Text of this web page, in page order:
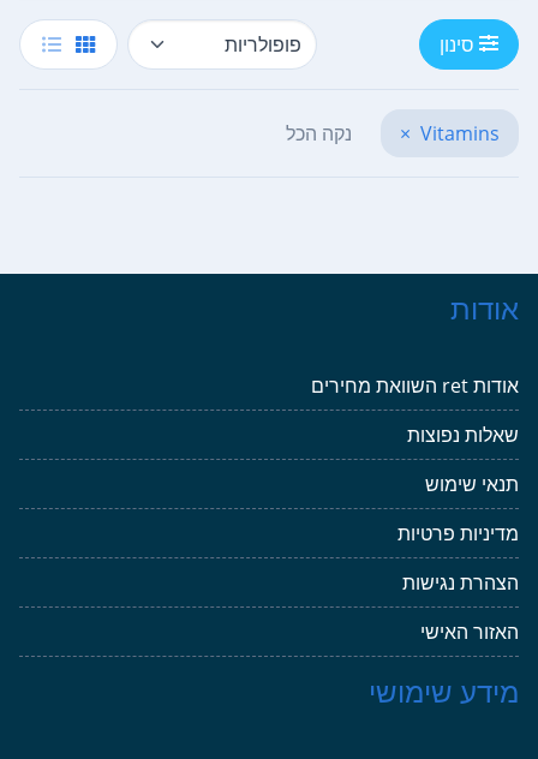
סינון
Vitamins
× נקה הכל
אודות
אודות ret השוואת מחירים
שאלות נפוצות
תנאי שימוש
מדיניות פרטיות
הצהרת נגישות
האזור האישי
מידע שימושי